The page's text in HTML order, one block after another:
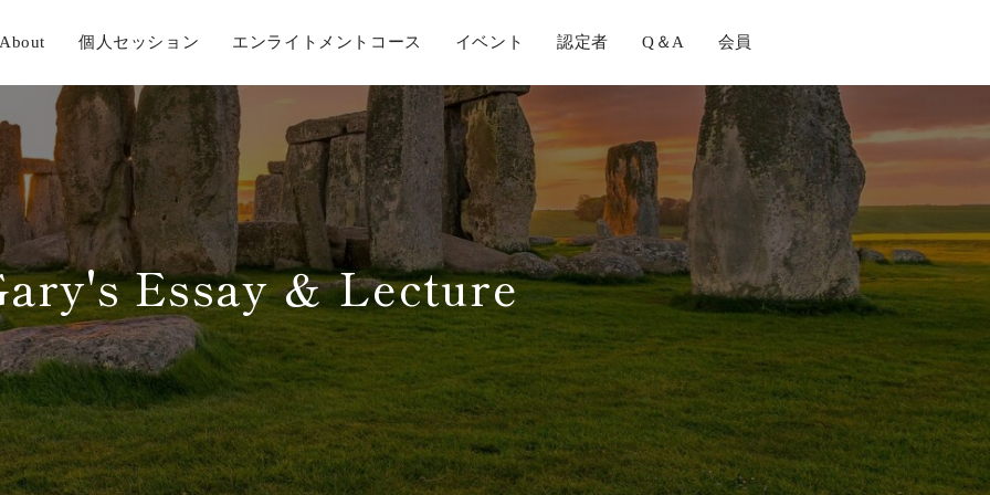
個人セッション エンライトメントコース イベント 認定者 Q＆A 会員
Essay ＆ Lecture